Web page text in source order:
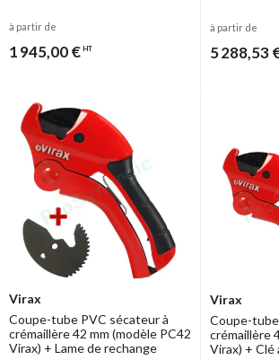
à partir de
1 945,00 € HT
à partir de
5 288,53
Virax
Coupe-tube PVC sécateur à
crémaillère 42 mm (modèle PC42
Virax) + Lame de rechange
Virax
Coupe-
crémaillère
Virax) + Clé